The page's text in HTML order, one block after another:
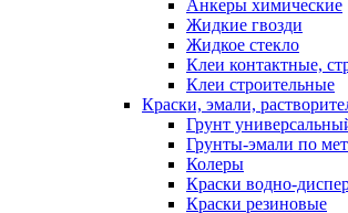
Анкеры химические
Жидкие гвозди
Жидкое стекло
Клеи контактные,
Клеи строительные
Краски, эмали,
Грунт
Грунты-эмали по
Колеры
Краски водно-
Краски резиновые